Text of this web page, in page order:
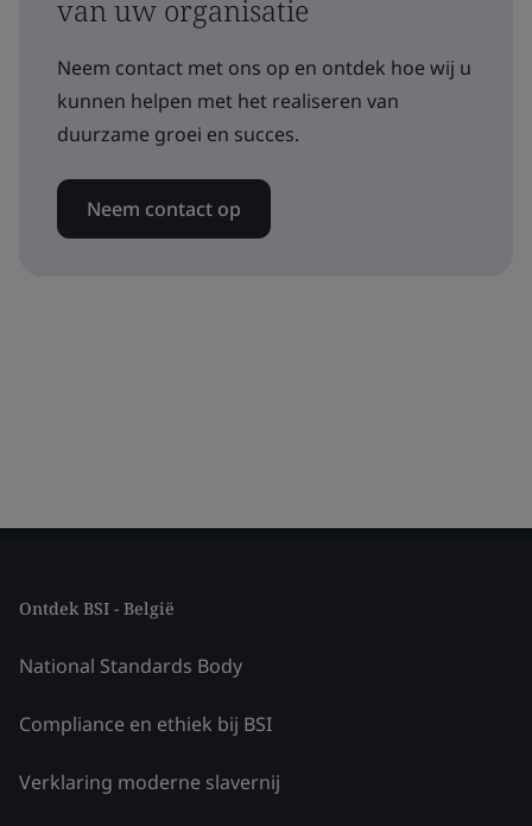
van uw organisatie
Neem contact met ons op en ontdek hoe wij u
kunnen helpen met het realiseren van
duurzame groei en succes.
Neem contact op
Ontdek BSI - België
National Standards Body
Compliance en ethiek bij BSI
Verklaring moderne slavernij